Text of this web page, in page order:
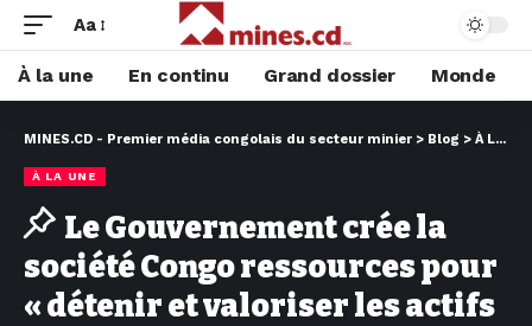
Aa
À la une En continu Grand dossier Monde
MINES.CD - Premier média congolais du secteur minier > Blog > À LA UNE
À LA UNE
Le Gouvernement crée la
société Congo ressources pour
« détenir et valoriser les actifs